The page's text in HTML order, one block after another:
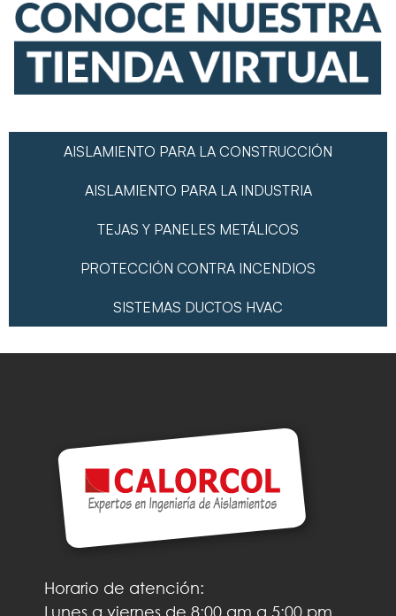
AISLAMIENTO PARA LA CONSTRUCCIÓN
AISLAMIENTO PARA LA INDUSTRIA
TEJAS Y PANELES METÁLICOS
PROTECCIÓN CONTRA INCENDIOS
SISTEMAS DUCTOS HVAC
Horario de atención:
Lunes a viernes de 8:00 am a 5:00 pm